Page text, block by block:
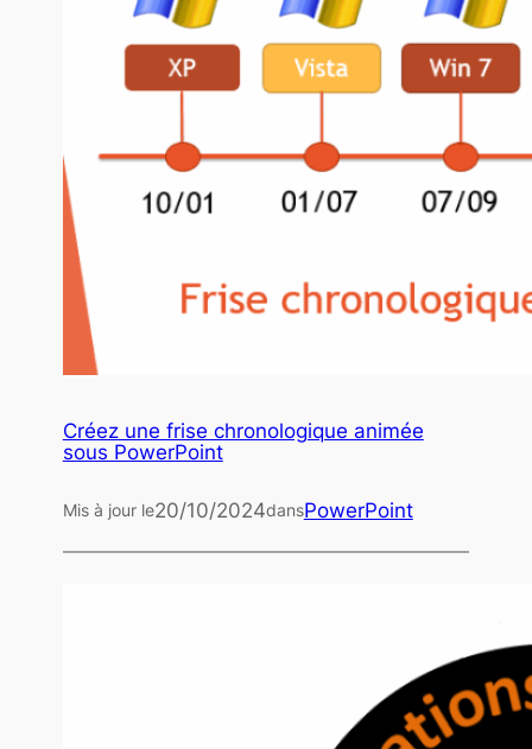
Créez une frise chronologique animée
sous PowerPoint
Mis à jour le20/10/2024dansPowerPoint